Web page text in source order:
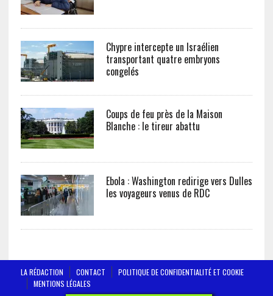
Chypre intercepte un Israélien
transportant quatre embryons
congelés
Coups de feu près de la Maison
Blanche : le tireur abattu
Ebola : Washington redirige vers Dulles
les voyageurs venus de RDC
LA RÉDACTION CONTACT
POLITIQUE DE CONFIDENTIALITÉ ET COOKIE
MENTIONS LÉGALES